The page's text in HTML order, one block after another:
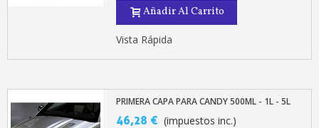
Añadir Al Carrito
Vista Rápida
PRIMERA CAPA PARA CANDY 500ML - 1L - 5L
46,28 € (impuestos inc.)